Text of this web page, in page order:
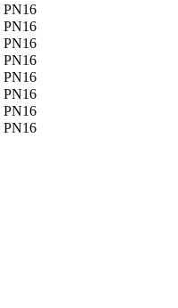
PN16
PN16
PN16
PN16
PN16
PN16
PN16
PN16